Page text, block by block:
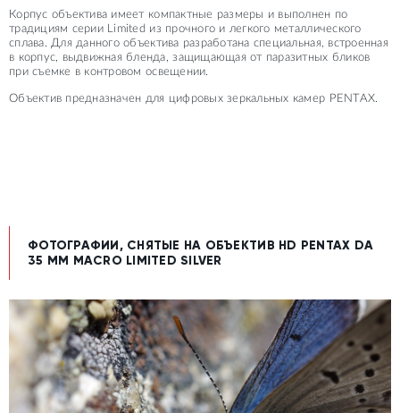
Корпус объектива имеет компактные размеры и выполнен по
традициям серии Limited из прочного и легкого металлического
сплава. Для данного объектива разработана специальная, встроенная
в корпус, выдвижная бленда, защищающая от паразитных бликов
при съемке в контровом освещении.
Объектив предназначен для цифровых зеркальных камер PENTAX.
ФОТОГРАФИИ, СНЯТЫЕ НА ОБЪЕКТИВ HD PENTAX DA
35 MM MAСRO LIMITED SILVER